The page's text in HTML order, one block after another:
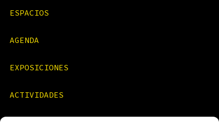
ESPACIOS
AGENDA
EXPOSICIONES
ACTIVIDADES